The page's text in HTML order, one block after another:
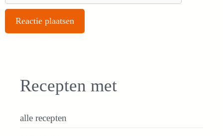
Recepten met
alle recepten